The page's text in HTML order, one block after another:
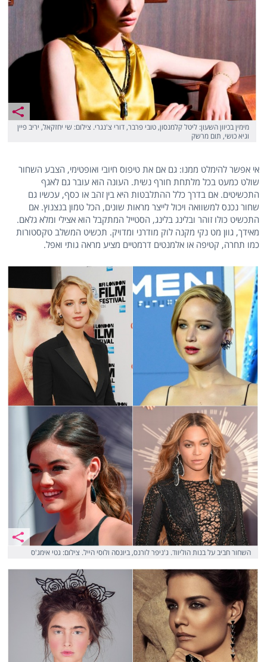
מימין בכיוון השעון: ליטל קלמנסון, טובי פרבר, דורי צ'נגרי. צילום: שי יחזקאל, יריב פיין
וגיא כושי, תום מרשק
אי אפשר להימלט ממנו: גם אם את טיפוס חיובי ואופטימי, הצבע השחור
שולט כמעט בכל מלתחת חורף נשית. העונה הוא עובר גם לאגף
התכשיטים. אם בדרך כלל ההתלבטות היא בין זהב או כסף, עכשיו גם
שחור נכנס למשוואה ויכול לייצר מראות שונים, הכל טמון בנצנוץ. אם
התכשיט כולו זוהר ובלינג בלינג, הסטייל המתקבל הוא אצילי ומלא גלאם.
מאידך, גוון מט נקי מקנה לוק מודרני ומדויק. תכשיט המשלב טקסטורות
כמו תחרה, קטיפה או אלמנטים דרמטיים מציע מראה גותי ואפל.
השחור חביב על בנות הוליווד. ג'ניפר לורנס, ביונסה ולוסי הייל. צילום: גטי אימג'ס